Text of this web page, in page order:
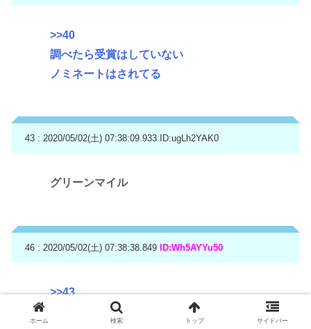
>>40
調べたら受賞はしていない
ノミネートはされてる
43 : 2020/05/02(土) 07:38:09.933 ID:ugLh2YAK0
グリーンマイル
46 : 2020/05/02(土) 07:38:38.849 ID:Wh5AYYu50
>>43
ある意味おしい
ホーム 検索 トップ サイドバー